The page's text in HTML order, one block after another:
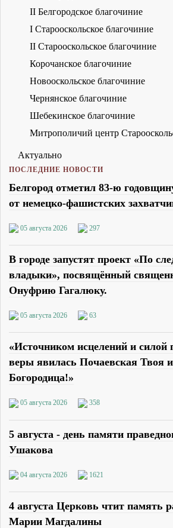
II Белгородское благочиние
I Старооскольское благочиние
II Старооскольское благочиние
Корочанское благочиние
Новооскольское благочиние
Чернянское благочиние
Шебекинское благочиние
Митрополичий центр
Актуально
ПОСЛЕДНИЕ НОВОСТИ
Белгород отметил 83-ю
от немецко-фашистских
05 августа 2026 297
В городе запустят проект «По
владыки», посвящённый
Онуфрию Гагалюку.
05 августа 2026 63
«Источником исцелений и силой
веры явилась Почаевская Твоя
Богородица!»
05 августа 2026 358
5 августа - день памяти
Ушакова
04 августа 2026 1621
4 августа Церковь чтит память
Марии Магдалины